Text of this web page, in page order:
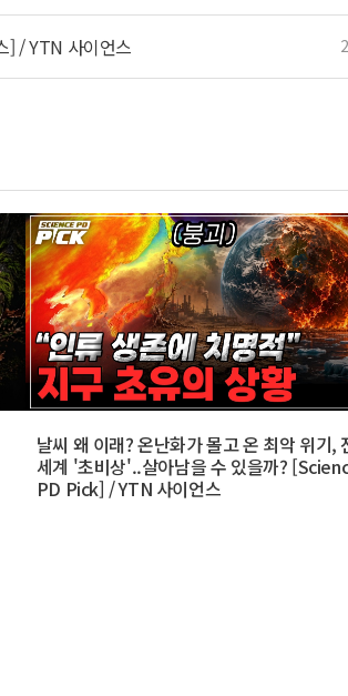
] / YTN 사이언스
날씨 왜 이래? 온난화가 몰고 온 최악 위기,
세계 '초비상'..살아남을 수 있을까?
PD Pick] / YTN 사이언스